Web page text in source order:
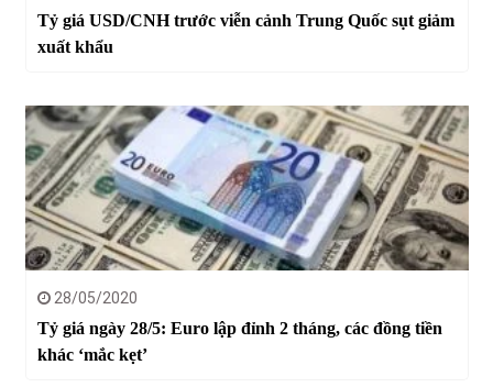
Tỷ giá USD/CNH trước viễn cảnh Trung Quốc sụt giảm
xuất khẩu
28/05/2020
Tỷ giá ngày 28/5: Euro lập đỉnh 2 tháng, các đồng tiền
khác ‘mắc kẹt’